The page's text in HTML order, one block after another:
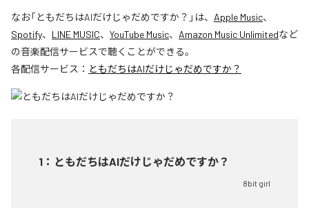
なお「ともだちはAIだけじゃだめですか？ 」は、 Apple Music、
Spotify、 LINE MUSIC、 YouTube Music、 Amazon Music Unlimitedなど
の音楽配信サービスで聴くことができる。
各配信サービス： ともだちはAIだけじゃだめですか？
1 ： ともだちはAIだけじゃだめですか？
8bit girl